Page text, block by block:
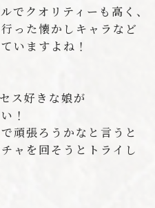
でクオリティーも高く、
った懐かしキャラなど
いますよね！
ス好きな娘が
！
頑張ろうかなと言うと
ャを回そうとトライし